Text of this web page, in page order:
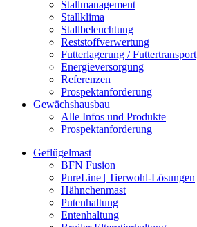
Stallmanagement
Stallklima
Stallbeleuchtung
Reststoffverwertung
Futterlagerung / Futtertransport
Energieversorgung
Referenzen
Prospektanforderung
Gewächshausbau
Alle Infos und Produkte
Prospektanforderung
Geflügelmast
BFN Fusion
PureLine | Tierwohl-Lösungen
Hähnchenmast
Putenhaltung
Entenhaltung